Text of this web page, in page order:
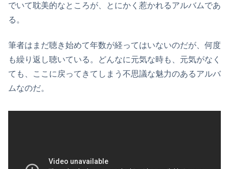
でいて耽美的なところが、とにかく惹かれるアルバムであ
る。
筆者はまだ聴き始めて年数が経ってはいないのだが、何度
も繰り返し聴いている。どんなに元気な時も、元気がなく
ても、ここに戻ってきてしまう不思議な魅力のあるアルバ
ムなのだ。